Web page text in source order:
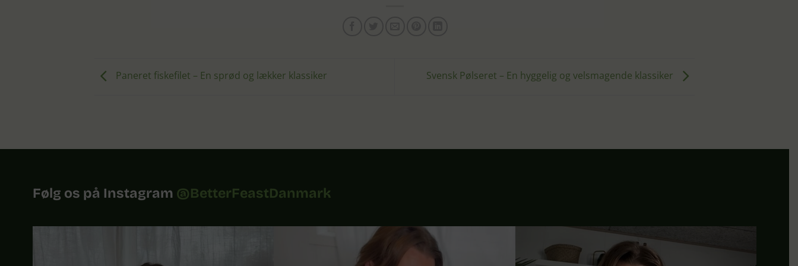
Paneret fiskefilet – En sprød og lækker klassiker Svensk Pølseret – En hyggelig og velsmagende klassiker
Følg os på Instagram @BetterFeastDanmark